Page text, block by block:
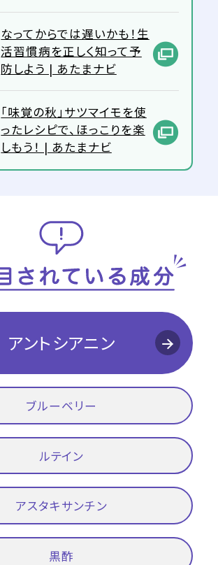
なってからでは遅いかも！生
活習慣病を正しく知って予
防しよう | あたまナビ
「味覚の秋」サツマイモを使
ったレシピで、ほっこりを楽
しもう！ | あたまナビ
アントシアニン
ブルーベリー
ルテイン
アスタキサンチン
黒酢